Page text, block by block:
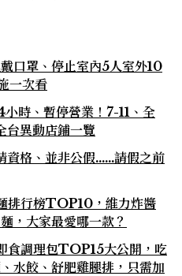
口罩、停止室內5人室外10
一次看
時、暫停營業！7-11、全
異動店鋪一覽
格、並非公假......請假之前
排行榜TOP10，維力炸醬
，大家最愛哪一款？
食調理包TOP15大公開，吃
水餃、舒肥雞腿排，只需加